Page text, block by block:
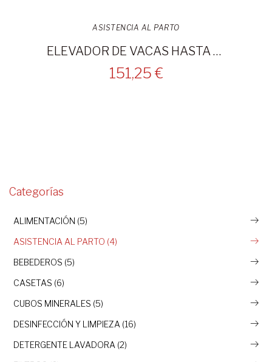
ASISTENCIA AL PARTO
ELEVADOR DE VACAS HASTA 800KG - 1057 STANDARD
151,25 €
Categorías
ALIMENTACIÓN (5)
ASISTENCIA AL PARTO (4)
BEBEDEROS (5)
CASETAS (6)
CUBOS MINERALES (5)
DESINFECCIÓN Y LIMPIEZA (16)
DETERGENTE LAVADORA (2)